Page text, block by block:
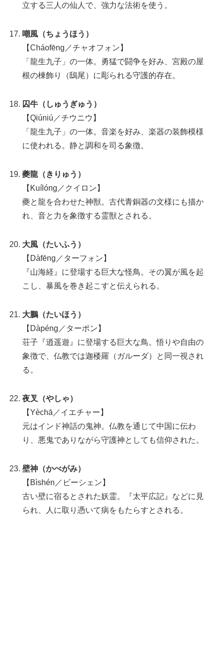
立する三人の仙人で、強力な法術を使う。
嘲風（ちょうほう）
【Cháofēng／チャオフォン】
「龍生九子」の一体。勇猛で闘争を好み、宮殿の屋
根の棟飾り（鴟尾）に彫られる守護的存在。
囚牛（しゅうぎゅう）
【Qiúniú／チウニウ】
「龍生九子」の一体。音楽を好み、楽器の装飾模様
に使われる。静と調和を司る象徴。
夔龍（きりゅう）
【Kuílóng／クイロン】
夔と龍を合わせた神獣。古代青銅器の文様にも描か
れ、音と力を象徴する霊獣とされる。
大風（たいふう）
【Dàfēng／ターフォン】
『山海経』に登場する巨大な怪鳥。その翼が風を起
こし、暴風を巻き起こすと伝えられる。
大鵬（たいほう）
【Dàpéng／ターポン】
荘子『逍遥遊』に登場する巨大な鳥。悟りや自由の
象徴で、仏教では迦楼羅（ガルーダ）と同一視され
る。
夜叉（やしゃ）
【Yèchā／イエチャー】
元はインド神話の鬼神。仏教を通じて中国に伝わ
り、悪鬼でありながら守護神としても信仰された。
壁神（かべがみ）
【Bìshén／ビーシェン】
古い壁に宿るとされた妖霊。『太平広記』などに見
られ、人に取り憑いて病をもたらすとされる。